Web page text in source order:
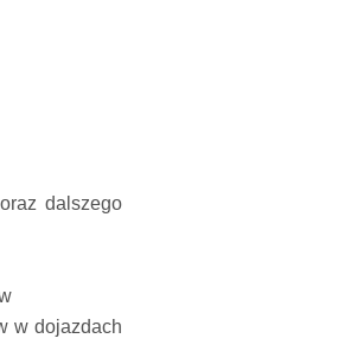
dalszego
w dojazdach